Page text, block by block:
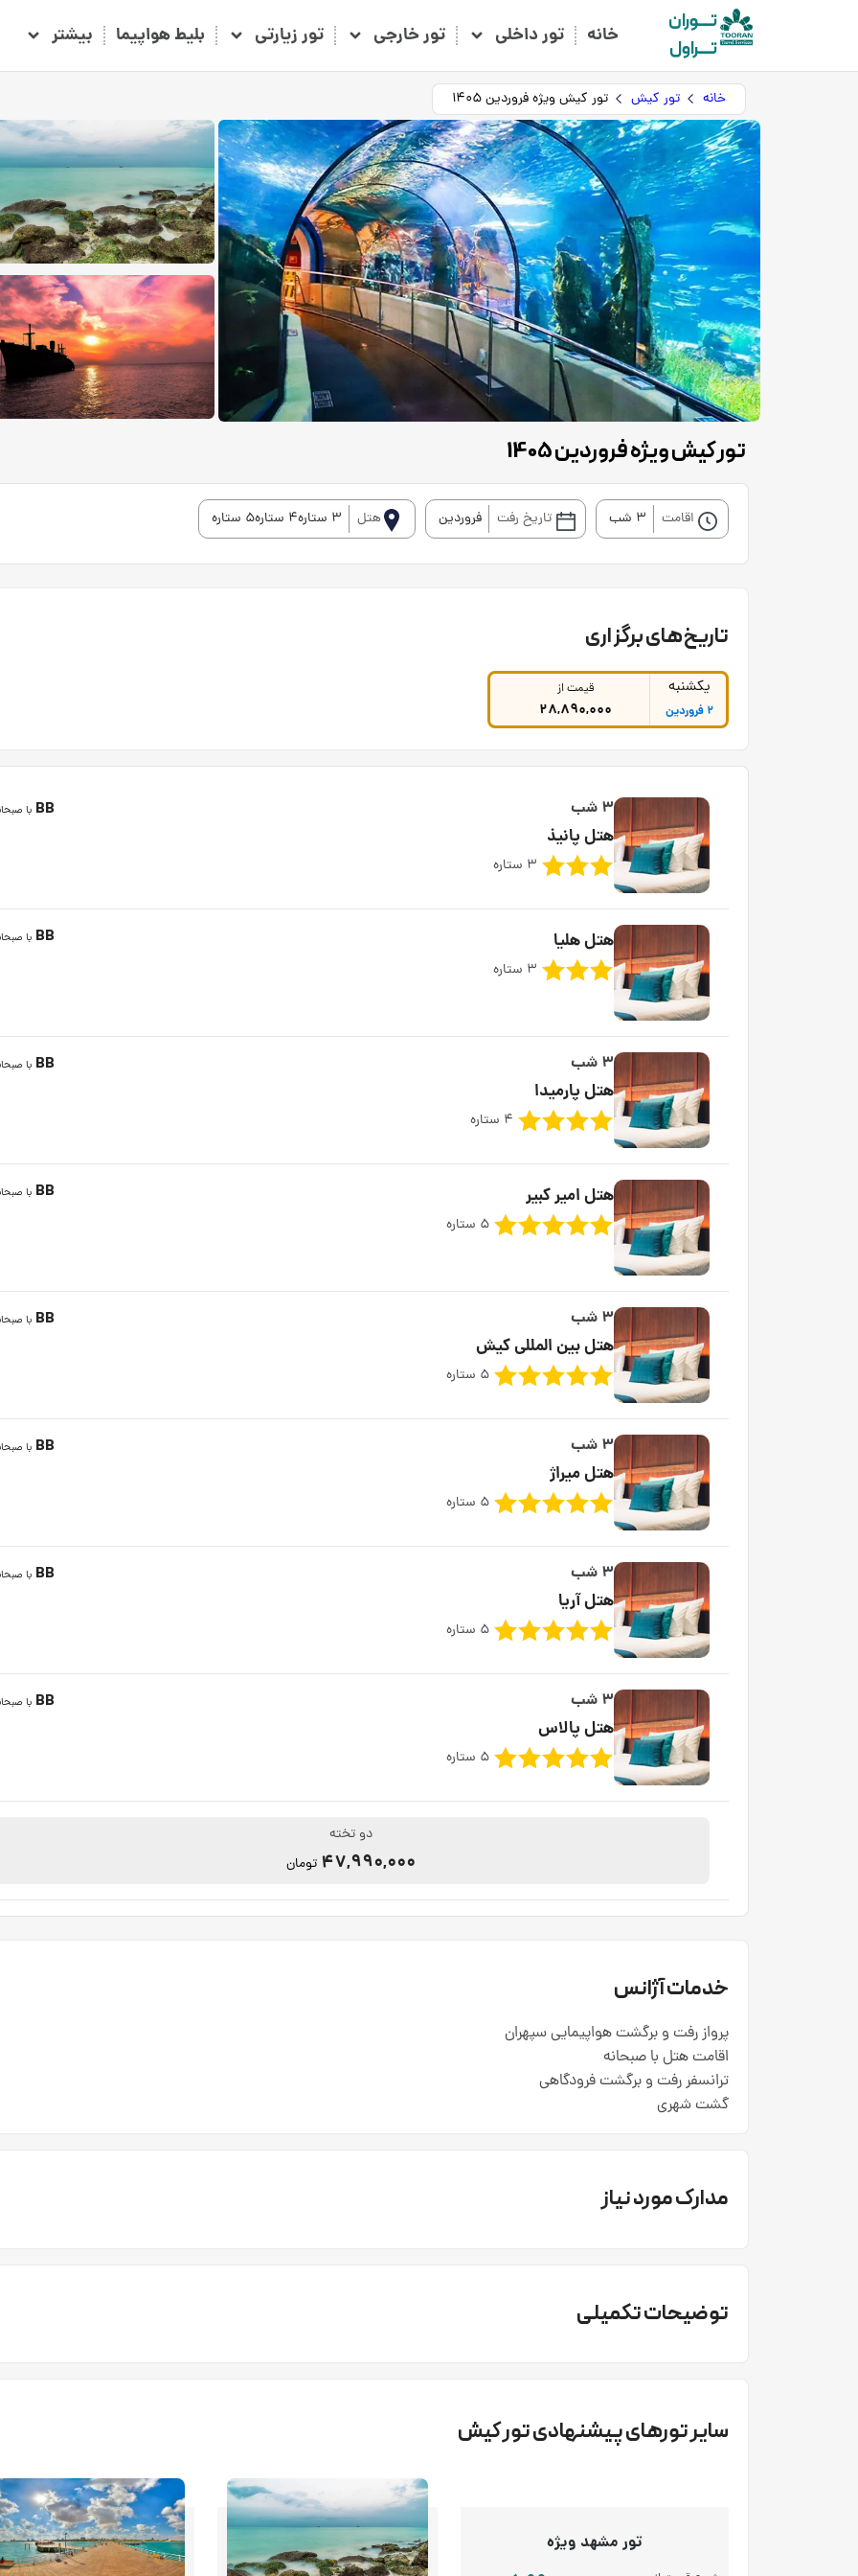
تـــوران
تـــراول
خانه تور داخلی تور خارجی تور زیارتی بلیط هواپیما بیشتر
خانه تور کیش تور کیش ویژه فروردین 1405
تور کیش ویژه فروردین 1405
اقامت 3 شب تاریخ رفت فروردین هتل 3 ستاره4 ستاره5 ستاره
تاریخ‌های برگزاری
یکشنبه
2 فروردین
قیمت از
28,890,000
3 شب
هتل پانیذ
3 ستاره
BB با
هتل هلیا
3 ستاره
BB با
3 شب
هتل پارمیدا
4 ستاره
BB با
هتل امیر کبیر
5 ستاره
BB با
3 شب
هتل بین المللی کیش
5 ستاره
BB با
3 شب
هتل میراژ
5 ستاره
BB با
3 شب
هتل آریا
5 ستاره
BB با
3 شب
هتل پالاس
5 ستاره
BB با
دو تخته
47,990,000 تومان
خدمات آژانس
پرواز رفت و برگشت هواپیمایی سپهران
اقامت هتل با صبحانه
ترانسفر رفت و برگشت فرودگاهی
گشت شهری
مدارک مورد نیاز
توضیحات تکمیلی
سایر تورهای پیشنهادی تور کیش
تور مشهد ویژه